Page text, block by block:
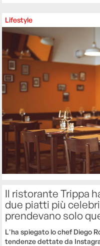
Lifestyle
Il ristorante Trippa
due piatti più
prendevano solo
L'ha spiegato lo chef Diego
tendenze dettate da